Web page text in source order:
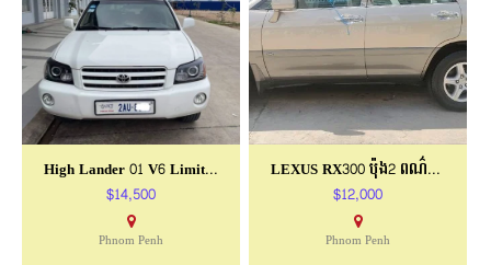
High Lander 01 V6 Limited P2 Full
$14,500
Phnom Penh
LEXUS RX300 ប៉ុង2 ពណ៌មាស
$12,000
Phnom Penh